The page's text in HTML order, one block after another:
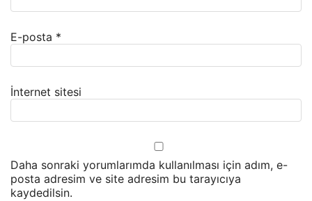
E-posta *
İnternet sitesi
Daha sonraki yorumlarımda kullanılması için adım, e-
posta adresim ve site adresim bu tarayıcıya
kaydedilsin.